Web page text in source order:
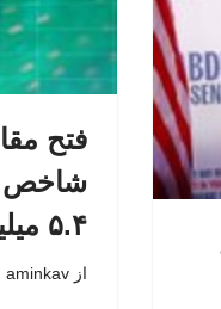
فتح
شاخص
۵.۴ میلیونی شد
از aminkav